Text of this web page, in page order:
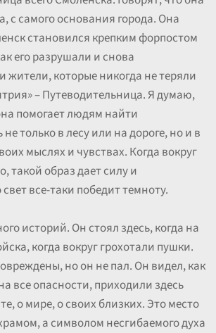
с самого основания города. Она
становился крепким форпостом
его разрушали и снова
жители, которые никогда не теряли
– Путеводительница. Я думаю,
помогает людям найти
только в лесу или на дороге, но и в
мыслях и чувствах. Когда вокруг
такой образ дает силу и
все-таки победит темноту.
историй. Он стоял здесь, когда на
когда вокруг грохотали пушки.
но он не пал. Он видел, как
все опасности, приходили здесь
о мире, о своих близких. Это место
а символом несгибаемого духа